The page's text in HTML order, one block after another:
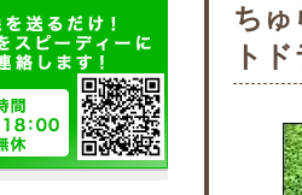
ちゅ
ト